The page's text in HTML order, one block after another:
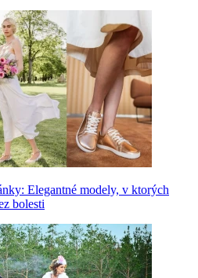
Elegantné modely, v ktorých
bolesti